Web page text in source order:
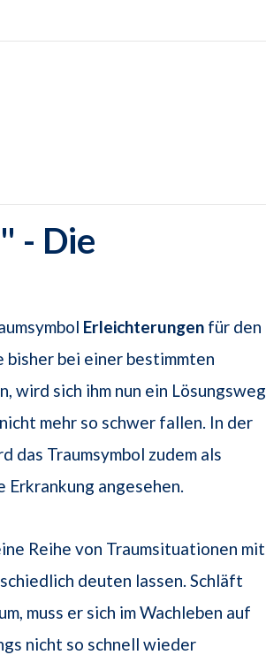
- Die
Erleichterungen für den
bisher bei einer bestimmten
wird sich ihm nun ein Lösungsweg
mehr so schwer fallen. In der
Traumsymbol zudem als
angesehen.
Reihe von Traumsituationen mit
deuten lassen. Schläft
muss er sich im Wachleben auf
nicht so schnell wieder